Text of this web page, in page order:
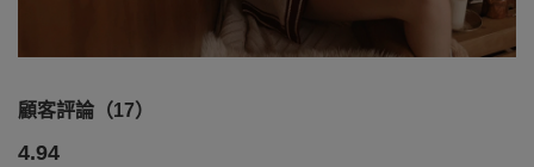
顧客評論（17）
4.94